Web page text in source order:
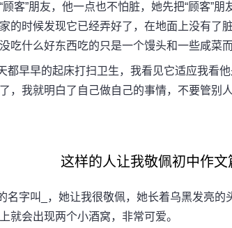
客”朋友，他一点也不怕脏，她先把“顾客”
的时候发现它已经弄好了，在地面上没有了
吃什么好东西吃的只是一个馒头和一些咸菜而
早早的起床打扫卫生，我看见它适应我看
，我就明白了自己做自己的事情，不要管别
这样的人让我敬佩初中作文
字叫_，她让我很敬佩，她长着乌黑发亮的
就会出现两个小酒窝，非常可爱。